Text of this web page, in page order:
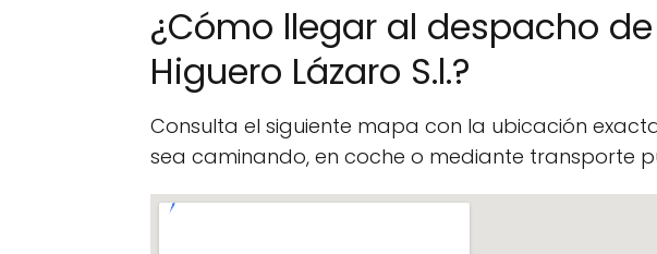
¿Cómo llegar al despacho
Higuero Lázaro S.l.?
Consulta el siguiente mapa con la ubicación
sea caminando, en coche o mediante transporte